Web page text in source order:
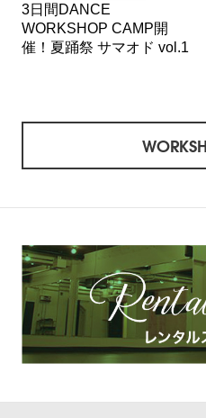
3日間DANCE
WORKSHOP CAMP開
催！夏踊祭 サマオド vol.1